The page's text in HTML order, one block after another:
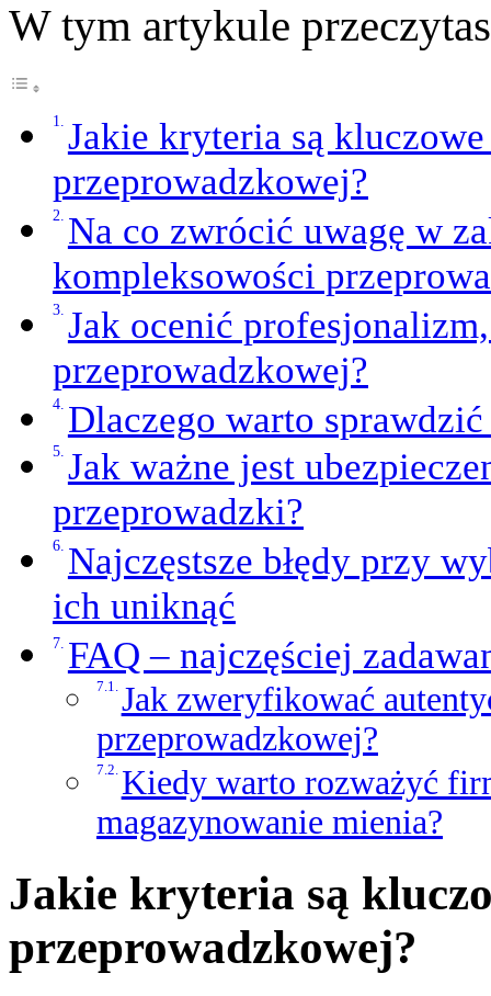
W tym artykule
Jakie kryteria są
przeprowadzkowej?
Na co zwrócić uwagę w
kompleksowości
Jak ocenić
przeprowadzkowej?
Dlaczego warto
Jak ważne jest
przeprowadzki?
Najczęstsze błędy przy
ich uniknąć
FAQ – najczęściej
Jak zweryfikować
przeprowadzkowej?
Kiedy warto rozważyć
magazynowanie mienia?
Jakie kryteria są
przeprowadzkowej?